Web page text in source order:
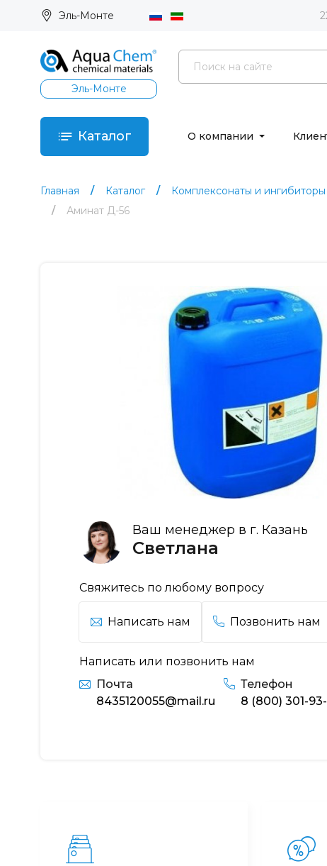
Эль-Монте
Эль-Монте
Каталог О компании
Главная Каталог Комплексонаты и ингибиторы
Аминат Д-56
Ваш менеджер в г. Казань
Светлана
Свяжитесь по любому вопросу
Написать нам Позвонить нам
Написать или позвонить нам
Почта
8435120055@mail.ru
Телефон
8 (800) 301-